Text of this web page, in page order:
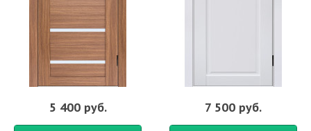
5 400 руб. 7 500 руб.